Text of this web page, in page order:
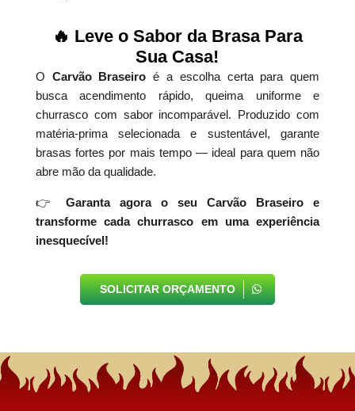
🔥 Leve o Sabor da Brasa Para
Sua Casa!
O Carvão Braseiro é a escolha certa para quem
busca acendimento rápido, queima uniforme e
churrasco com sabor incomparável. Produzido com
matéria-prima selecionada e sustentável, garante
brasas fortes por mais tempo — ideal para quem não
abre mão da qualidade.
👉
Garanta agora o seu Carvão Braseiro e
transforme cada churrasco em uma experiência
inesquecível!
SOLICITAR ORÇAMENTO